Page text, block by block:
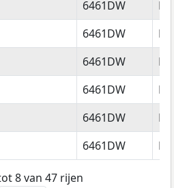
6461DW
6461DW
6461DW
6461DW
6461DW
6461DW
8 van 47 rijen